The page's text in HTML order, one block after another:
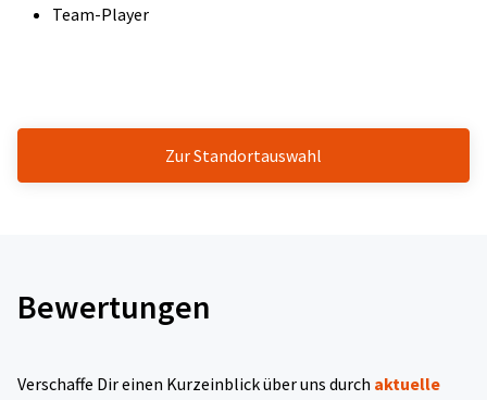
Team-Player
Zur Standortauswahl
Bewertungen
Verschaffe Dir einen Kurzeinblick über uns durch aktuelle